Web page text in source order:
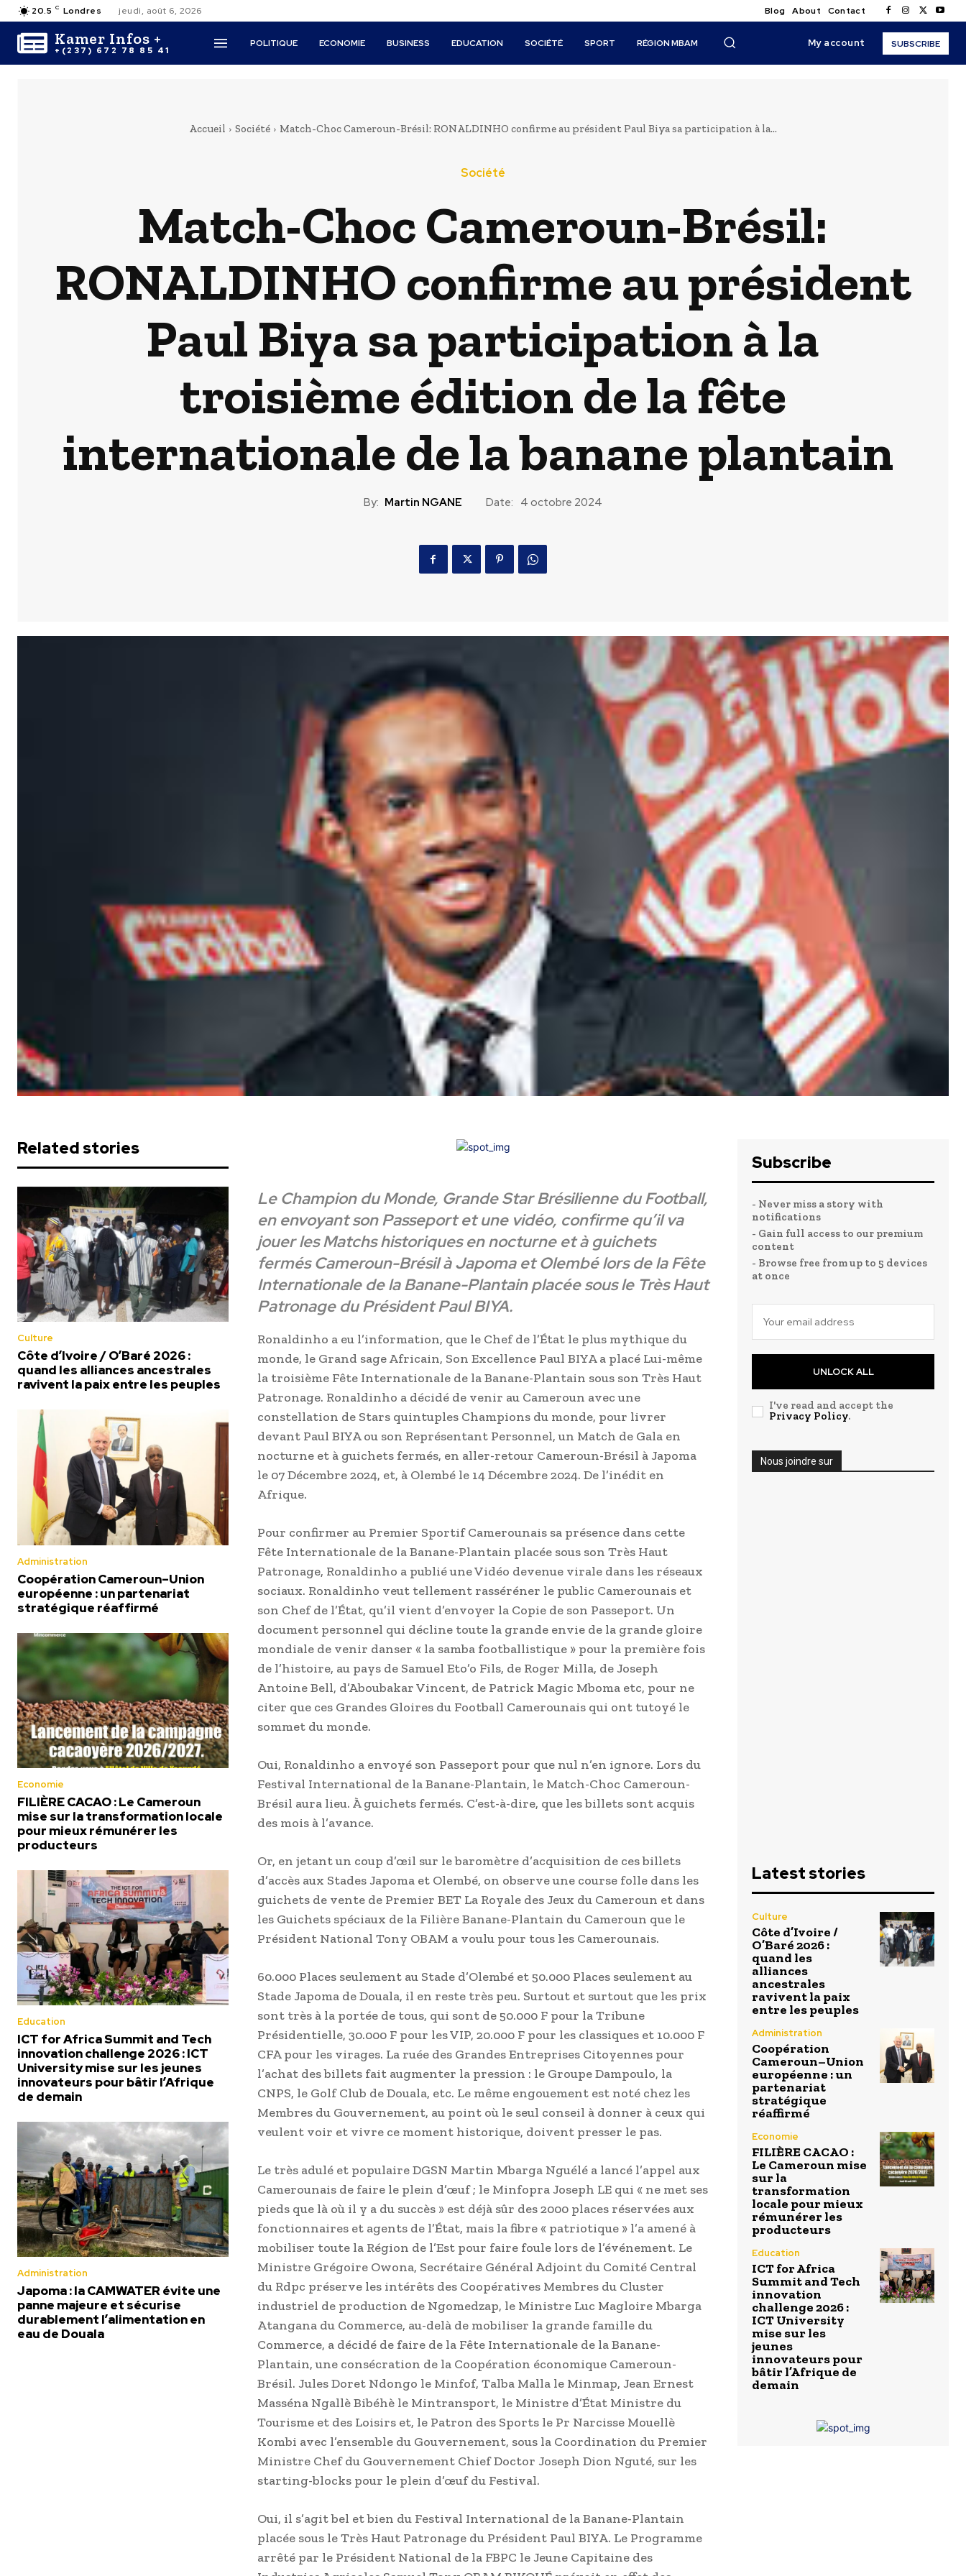
20.5 C Londres jeudi, août 6, 2026 Blog About Contact
Kamer Infos +
+(237) 672 78 85 41
POLITIQUE ECONOMIE BUSINESS EDUCATION SOCIÉTÉ SPORT RÉGION MBAM My account SUBSCRIBE
Accueil Société Match-Choc Cameroun-Brésil: RONALDINHO confirme au président Paul Biya sa participation à la...
Société
Match-Choc Cameroun-Brésil:
RONALDINHO confirme au président
Paul Biya sa participation à la
troisième édition de la fête
internationale de la banane plantain
By: Martin NGANE Date: 4 octobre 2024
Related stories
Culture
Côte d’Ivoire / O’Baré 2026 :
quand les alliances ancestrales
ravivent la paix entre les peuples
Administration
Coopération Cameroun–Union
européenne : un partenariat
stratégique réaffirmé
Economie
FILIÈRE CACAO : Le Cameroun
mise sur la transformation locale
pour mieux rémunérer les
producteurs
Education
ICT for Africa Summit and Tech
innovation challenge 2026 : ICT
University mise sur les jeunes
innovateurs pour bâtir l’Afrique
de demain
Administration
Japoma : la CAMWATER évite une
panne majeure et sécurise
durablement l’alimentation en
eau de Douala
Le Champion du Monde, Grande Star Brésilienne du Football,
en envoyant son Passeport et une vidéo, confirme qu’il va
jouer les Matchs historiques en nocturne et à guichets
fermés Cameroun-Brésil à Japoma et Olembé lors de la Fête
Internationale de la Banane-Plantain placée sous le Très Haut
Patronage du Président Paul BIYA.
Ronaldinho a eu l’information, que le Chef de l’État le plus mythique du
monde, le Grand sage Africain, Son Excellence Paul BIYA a placé Lui-même
la troisième Fête Internationale de la Banane-Plantain sous son Très Haut
Patronage. Ronaldinho a décidé de venir au Cameroun avec une
constellation de Stars quintuples Champions du monde, pour livrer
devant Paul BIYA ou son Représentant Personnel, un Match de Gala en
nocturne et à guichets fermés, en aller-retour Cameroun-Brésil à Japoma
le 07 Décembre 2024, et, à Olembé le 14 Décembre 2024. De l’inédit en
Afrique.
Pour confirmer au Premier Sportif Camerounais sa présence dans cette
Fête Internationale de la Banane-Plantain placée sous son Très Haut
Patronage, Ronaldinho a publié une Vidéo devenue virale dans les réseaux
sociaux. Ronaldinho veut tellement rasséréner le public Camerounais et
son Chef de l’État, qu’il vient d’envoyer la Copie de son Passeport. Un
document personnel qui décline toute la grande envie de la grande gloire
mondiale de venir danser « la samba footballistique » pour la première fois
de l’histoire, au pays de Samuel Eto’o Fils, de Roger Milla, de Joseph
Antoine Bell, d’Aboubakar Vincent, de Patrick Magic Mboma etc, pour ne
citer que ces Grandes Gloires du Football Camerounais qui ont tutoyé le
sommet du monde.
Oui, Ronaldinho a envoyé son Passeport pour que nul n’en ignore. Lors du
Festival International de la Banane-Plantain, le Match-Choc Cameroun-
Brésil aura lieu. À guichets fermés. C’est-à-dire, que les billets sont acquis
des mois à l’avance.
Or, en jetant un coup d’œil sur le baromètre d’acquisition de ces billets
d’accès aux Stades Japoma et Olembé, on observe une course folle dans les
guichets de vente de Premier BET La Royale des Jeux du Cameroun et dans
les Guichets spéciaux de la Filière Banane-Plantain du Cameroun que le
Président National Tony OBAM a voulu pour tous les Camerounais.
60.000 Places seulement au Stade d’Olembé et 50.000 Places seulement au
Stade Japoma de Douala, il en reste très peu. Surtout et surtout que les prix
sont très à la portée de tous, qui sont de 50.000 F pour la Tribune
Présidentielle, 30.000 F pour les VIP, 20.000 F pour les classiques et 10.000 F
CFA pour les virages. La ruée des Grandes Entreprises Citoyennes pour
l’achat des billets fait augmenter la pression : le Groupe Dampoulo, la
CNPS, le Golf Club de Douala, etc. Le même engouement est noté chez les
Membres du Gouvernement, au point où le seul conseil à donner à ceux qui
veulent voir et vivre ce moment historique, doivent presser le pas.
Le très adulé et populaire DGSN Martin Mbarga Nguélé a lancé l’appel aux
Camerounais de faire le plein d’œuf ; le Minfopra Joseph LE qui « ne met ses
pieds que là où il y a du succès » est déjà sûr des 2000 places réservées aux
fonctionnaires et agents de l’État, mais la fibre « patriotique » l’a amené à
mobiliser toute la Région de l’Est pour faire foule lors de l’événement. Le
Ministre Grégoire Owona, Secrétaire Général Adjoint du Comité Central
du Rdpc préserve les intérêts des Coopératives Membres du Cluster
industriel de production de Ngomedzap, le Ministre Luc Magloire Mbarga
Atangana du Commerce, au-delà de mobiliser la grande famille du
Commerce, a décidé de faire de la Fête Internationale de la Banane-
Plantain, une consécration de la Coopération économique Cameroun-
Brésil. Jules Doret Ndongo le Minfof, Talba Malla le Minmap, Jean Ernest
Masséna Ngallè Bibéhè le Mintransport, le Ministre d’État Ministre du
Tourisme et des Loisirs et, le Patron des Sports le Pr Narcisse Mouellè
Kombi avec l’ensemble du Gouvernement, sous la Coordination du Premier
Ministre Chef du Gouvernement Chief Doctor Joseph Dion Nguté, sur les
starting-blocks pour le plein d’œuf du Festival.
Oui, il s’agit bel et bien du Festival International de la Banane-Plantain
placée sous le Très Haut Patronage du Président Paul BIYA. Le Programme
arrêté par le Président National de la FBPC le Jeune Capitaine des
Subscribe
- Never miss a story with
notifications
- Gain full access to our premium
content
- Browse free from up to 5 devices
at once
UNLOCK ALL
I've read and accept the
Privacy Policy.
Nous joindre sur
Latest stories
Culture
Côte d’Ivoire /
O’Baré 2026 :
quand les
alliances
ancestrales
ravivent la paix
entre les peuples
Administration
Coopération
Cameroun–Union
européenne : un
partenariat
stratégique
réaffirmé
Economie
FILIÈRE CACAO :
Le Cameroun mise
sur la
transformation
locale pour mieux
rémunérer les
producteurs
Education
ICT for Africa
Summit and Tech
innovation
challenge 2026 :
ICT University
mise sur les
jeunes
innovateurs pour
bâtir l’Afrique de
demain